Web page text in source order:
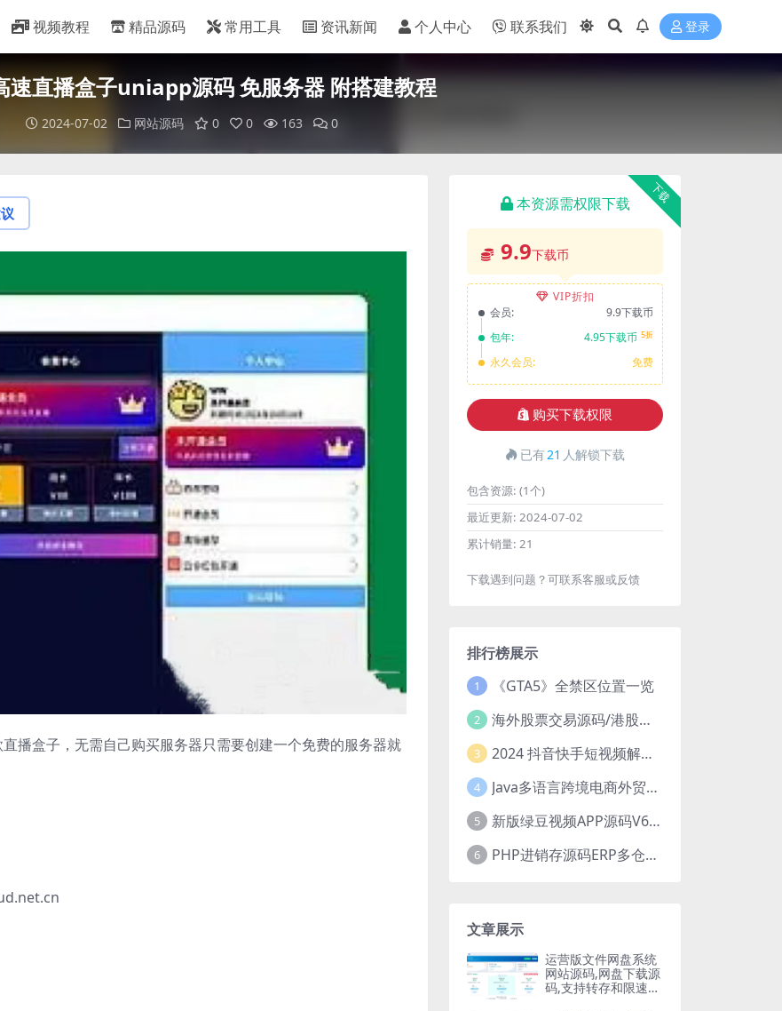
视频教程 精品源码 常用工具 资讯新闻 个人中心 联系我们 登录
速直播盒子uniapp源码 免服务器 附搭建教程
2024-07-02 网站源码 0 0 163 0
播盒子，无需自己购买服务器只需要创建一个免费的服务器就
下载
本资源需权限下载
9.9下载币
VIP折扣
会员:
9.9下载币
包年:
4.95下载币 5折
永久会员: 免费
购买下载权限
已有21 人解锁下载
包含资源: (1个)
最近更新: 2024-07-02
累计销量: 21
下载遇到问题？可联系客服或反馈
排行榜展示
1 《GTA5》全禁区位置一览
2 海外股票交易源码/港股泰股/美股源码/印度股源码/马拉西亚股票源码/国际股票配资
3 2024 抖音快手短视频解析去水印php源码
4 Java多语言跨境电商外贸商城TikToKshop内嵌商城I商家入驻I一键铺
5 新版绿豆视频APP源码V6.6 免授权插件版
6 PHP进销存源码ERP多仓库管理系统 手机版进销存 php网络版进销存小程序
文章展示
运营版文件网盘系统
网站源码,网盘下载源
码,支持转存和限速下